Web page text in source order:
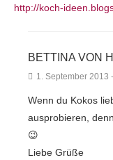
http://koch-
BETTINA VON
1. September 2013
Wenn du Kokos
ausprobieren,
😉
Liebe Grüße